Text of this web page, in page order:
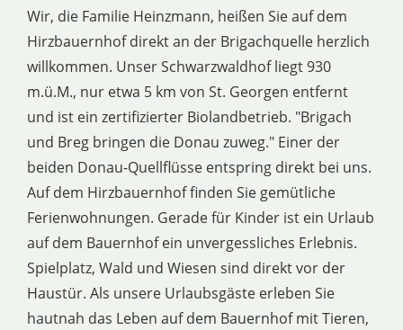
Wir, die Familie Heinzmann, heißen Sie auf dem
Hirzbauernhof direkt an der Brigachquelle herzlich
willkommen. Unser Schwarzwaldhof liegt 930
m.ü.M., nur etwa 5 km von St. Georgen entfernt
und ist ein zertifizierter Biolandbetrieb. "Brigach
und Breg bringen die Donau zuweg." Einer der
beiden Donau-Quellflüsse entspring direkt bei uns.
Auf dem Hirzbauernhof finden Sie gemütliche
Ferienwohnungen. Gerade für Kinder ist ein Urlaub
auf dem Bauernhof ein unvergessliches Erlebnis.
Spielplatz, Wald und Wiesen sind direkt vor der
Haustür. Als unsere Urlaubsgäste erleben Sie
hautnah das Leben auf dem Bauernhof mit Tieren,